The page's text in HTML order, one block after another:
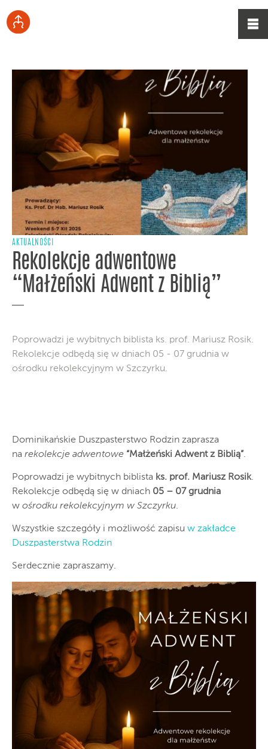
AKTUALNOŚCI
Rekolekcje adwentowe
“Małżeński Adwent z Biblią”
Poprowadzi je wybitnych biblista ks. prof. Mariusz Rosik.
Rekolekcje odbędą się w dniach 05 - 07 grudnia w
ośrodku rekolekcyjnym w Szczyrku.
Dominikańskie Duszpasterstwo Rodzin zaprasza
na rekolekcje adwentowe “Małżeński Adwent z Biblią”.
Poprowadzi je wybitnych biblista ks. prof. Mariusz Rosik.
Rekolekcje odbędą się w dniach 05 – 07 grudnia
w ośrodku rekolekcyjnym w Szczyrku.
Wszystkie szczegóły i możliwość zapisu w zakładce
Duszpasterstwa Rodzin
Serdecznie zapraszamy.